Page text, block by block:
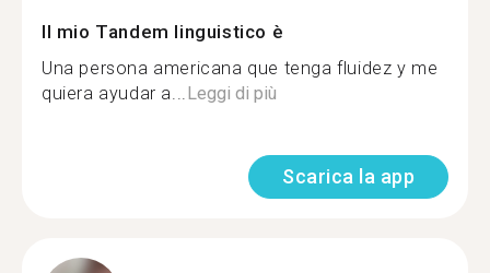
Il mio Tandem linguistico è
Una persona americana que tenga fluidez y me
quiera ayudar a...Leggi di più
Scarica la app